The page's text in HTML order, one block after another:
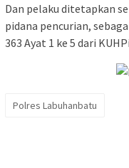
Dan pelaku ditetapkan
pidana pencurian,
363 Ayat 1 ke 5 dari
Polres Labuhanbatu